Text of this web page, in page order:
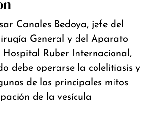
Canales Bedoya, jefe del
General y del Aparato
Hospital Ruber Internacional,
debe operarse la colelitiasis y
de los principales mitos
de la vesícula